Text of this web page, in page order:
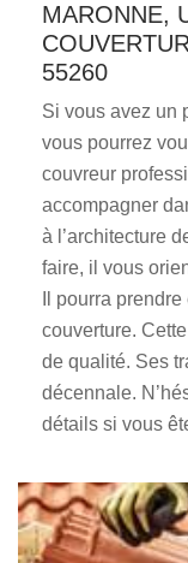
MARONNE,
55260
Si vous avez un
vous pourrez
couvreur
accompagner
à l’architecture
faire, il vous
Il pourra
couverture.
de qualité. Ses
décennale.
détails si vous